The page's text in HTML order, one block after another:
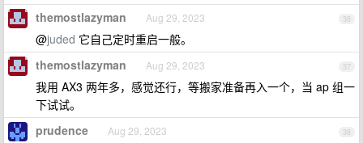
36
themostlazyman Aug 29, 2023
@juded 它自己定时重启一般。
37
themostlazyman Aug 29, 2023
我用 AX3 两年多，感觉还行，等搬家准备再入一个，当 ap 组一
下试试。
38
prudence Aug 29, 2023